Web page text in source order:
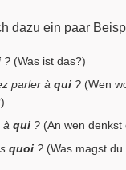
dazu ein paar
? (Was ist das?)
parler à qui ? (Wen
à qui ? (An wen denkst
quoi ? (Was magst du